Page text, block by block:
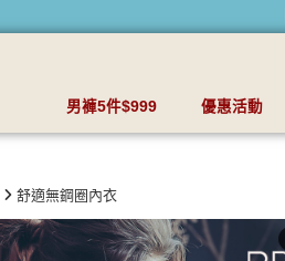
男褲5件$999 優惠活動
舒適無鋼圈內衣